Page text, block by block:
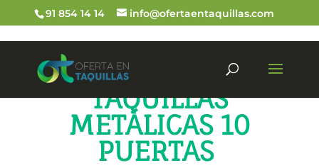
91 854 14 14 info@ofertaentaquillas.com
TAQUILLAS
METÁLICAS 10
PUERTAS